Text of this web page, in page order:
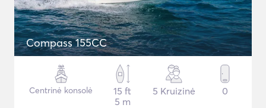
Compass 155CC
Centrinė konsolė
15 ft
5 m
5 Kruizinė 0